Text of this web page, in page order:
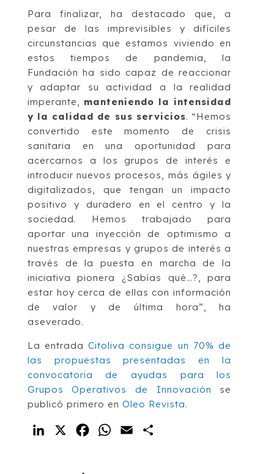
Para finalizar, ha destacado que, a
pesar de las imprevisibles y difíciles
circunstancias que estamos viviendo en
estos tiempos de pandemia, la
Fundación ha sido capaz de reaccionar
y adaptar su actividad a la realidad
imperante, manteniendo la intensidad
y la calidad de sus servicios. “Hemos
convertido este momento de crisis
sanitaria en una oportunidad para
acercarnos a los grupos de interés e
introducir nuevos procesos, más ágiles y
digitalizados, que tengan un impacto
positivo y duradero en el centro y la
sociedad. Hemos trabajado para
aportar una inyección de optimismo a
nuestras empresas y grupos de interés a
través de la puesta en marcha de la
iniciativa pionera ¿Sabías qué…?, para
estar hoy cerca de ellas con información
de valor y de última hora”, ha
aseverado.
La entradaCitoliva consigue un 70% de
las propuestas presentadas en la
convocatoria de ayudas para los
Grupos Operativos de Innovación se
publicó primero en Oleo Revista.
LinkedIn FacebookWhatsApp
Email